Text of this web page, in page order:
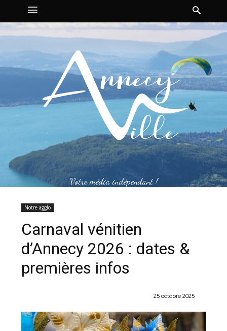
Votre média indépendant !
Notre agglo
Carnaval vénitien
d’Annecy 2026 : dates &
premières infos
25 octobre 2025